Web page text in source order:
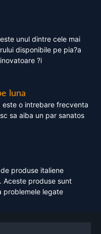
unul dintre cele mai
disponibile pe pia?a
?i
luna
o intrebare frecventa
sa aiba un par sanatos
produse italiene
Aceste produse sunt
problemele legate